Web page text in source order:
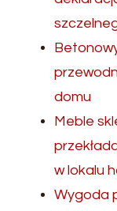
domu
Meble
w lokalu
Wygoda